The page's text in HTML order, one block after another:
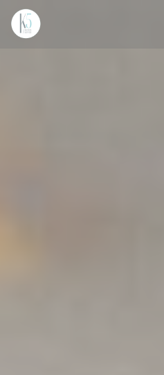
Personnalisation de vos choix en